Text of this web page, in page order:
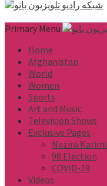
Primary Menu
Home
Afghanistan
World
Women
Sports
Art and Music
Television Shows
Exclusive Pages
Nazira Karimi
98 Election
COVID-19
Videos